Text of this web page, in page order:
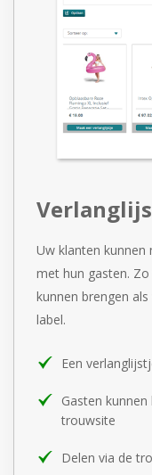
Uw klanten kunnen
met hun gasten.
kunnen brengen
label.
Een
Gasten
trouwsite
Delen via de